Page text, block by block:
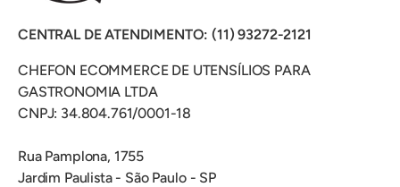
CENTRAL DE ATENDIMENTO: (11) 93272-2121
CHEFON ECOMMERCE DE UTENSÍLIOS PARA
GASTRONOMIA LTDA
CNPJ: 34.804.761/0001-18
Rua Pamplona, 1755
Jardim Paulista - São Paulo - SP